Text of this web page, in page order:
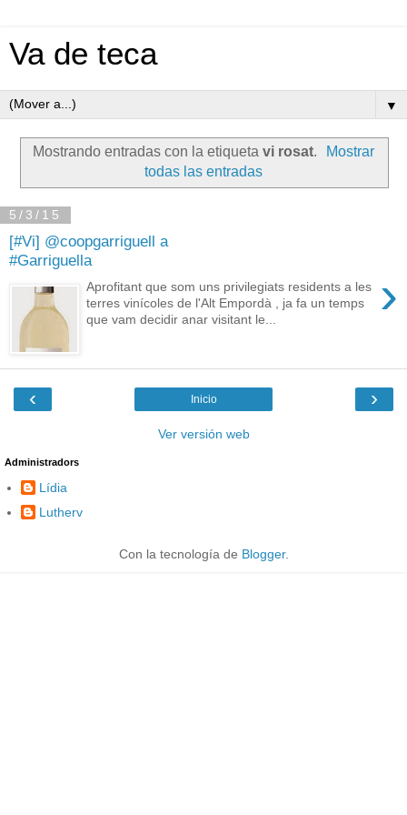
Va de teca
▼
Mostrando entradas con la etiqueta vi rosat.
Mostrar
todas las entradas
5/3/15
[#Vi] @coopgarriguell a
#Garriguella
›
Aprofitant que som uns privilegiats residents a les
terres vinícoles de l'Alt Empordà , ja fa un temps
que vam decidir anar visitant le...
‹ ›
Inicio
Ver versión web
Administradors
Lídia
Lutherv
Con la tecnología de Blogger.